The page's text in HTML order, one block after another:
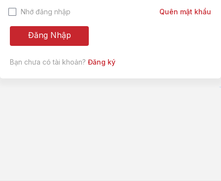
Nhớ đăng nhập Quên mật khẩu
Đăng Nhập
Bạn chưa có tài khoản? Đăng ký